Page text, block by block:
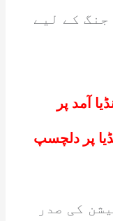
جنگ کے لیے
آمد پر
پر دلچسپ
کی صدر